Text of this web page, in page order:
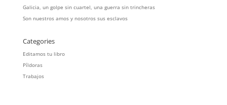
Galicia, un golpe sin cuartel, una guerra sin trincheras
Son nuestros amos y nosotros sus esclavos
Categories
Editamos tu libro
Píldoras
Trabajos